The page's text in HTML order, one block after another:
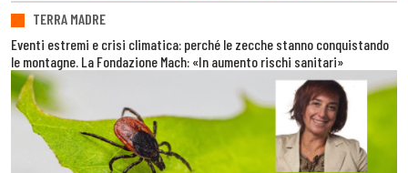
TERRA MADRE
Eventi estremi e crisi climatica: perché le zecche stanno conquistando
le montagne. La Fondazione Mach: «In aumento rischi sanitari»